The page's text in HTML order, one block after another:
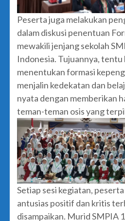
Peserta juga melakukan
dalam diskusi penentuan
mewakili jenjang sekolah
Indonesia. Tujuannya, tentu
menentukan formasi
menjalin kedekatan dan
nyata dengan memberikan
teman-teman osis yang
Setiap sesi kegiatan,
antusias positif dan kritis
disampaikan. Murid SMPIA